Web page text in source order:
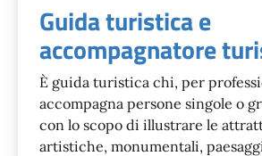
Guida turistica e
accompagnatore
È guida turistica chi, per
accompagna persone singole o
con lo scopo di illustrare le
artistiche, monumentali,